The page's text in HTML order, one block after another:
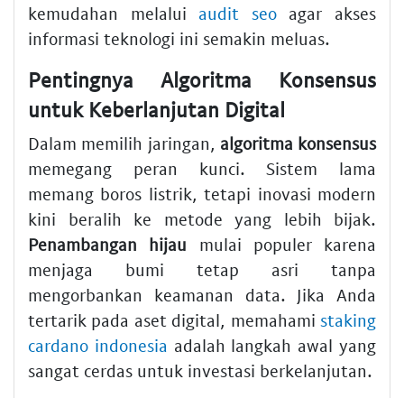
kemudahan melalui audit seoagar akses
informasi teknologi ini semakin meluas.
Pentingnya Algoritma Konsensus
untuk Keberlanjutan Digital
Dalam memilih jaringan, algoritma konsensus
memegang peran kunci. Sistem lama
memang boros listrik, tetapi inovasi modern
kini beralih ke metode yang lebih bijak.
Penambangan hijau mulai populer karena
menjaga bumi tetap asri tanpa
mengorbankan keamanan data. Jika Anda
tertarik pada aset digital, memahami staking
cardano indonesia adalah langkah awal yang
sangat cerdas untuk investasi berkelanjutan.